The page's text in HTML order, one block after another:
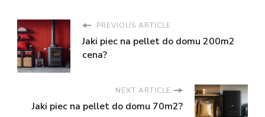
PREVIOUS ARTICLE
Jaki piec na pellet do domu 200m2
cena?
NEXT ARTICLE
Jaki piec na pellet do domu 70m2?